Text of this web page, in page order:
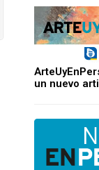
un nuevo